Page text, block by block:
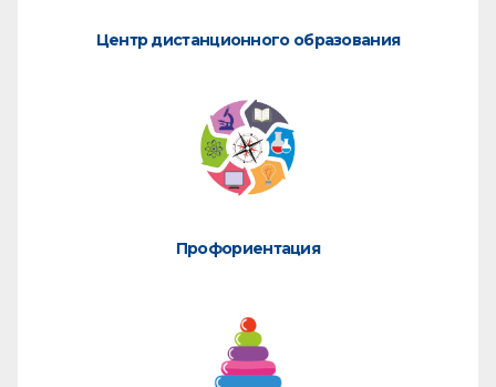
Центр дистанционного образования
Профориентация